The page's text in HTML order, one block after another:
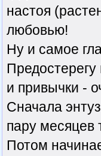
настоя
любовью!
Ну и самое
и привычки -
Сначала
пару месяцев
Потом